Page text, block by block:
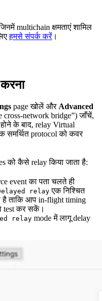
multichain क्षमताएं शामिल
हमसे संपर्क करें।
page खोलें औरAdvanced
cross-network bridge”) जाँचें,
के बाद, relay Virtual
समर्थित protocol को कवर
को कैसे relay किया जाता है:
event का पता चलते ही
relayएक निश्चित
है ताकि आप in-flight timing
test कर सकें।
relay mode में लागू delay